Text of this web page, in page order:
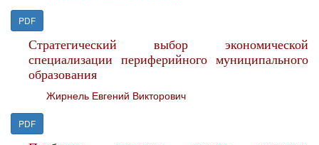
PDF
Стратегический выбор экономической
специализации периферийного муниципального
образования
Жирнель Евгений Викторович
PDF